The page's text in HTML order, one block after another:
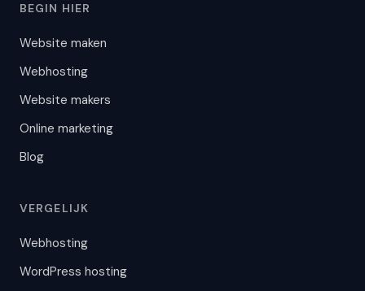
BEGIN HIER
Website maken
Webhosting
Website makers
Online marketing
Blog
VERGELIJK
Webhosting
WordPress hosting